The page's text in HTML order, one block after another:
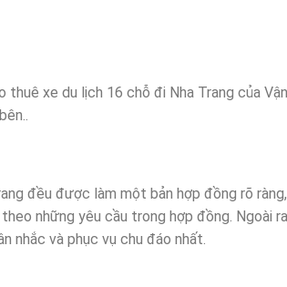
xe du lịch 16 chỗ đi Nha Trang của
đều được làm một bản hợp đồng rõ
những yêu cầu trong hợp đồng. Ngoài
nhắc và phục vụ chu đáo nhất.